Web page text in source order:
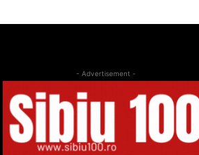
- Advertisement -